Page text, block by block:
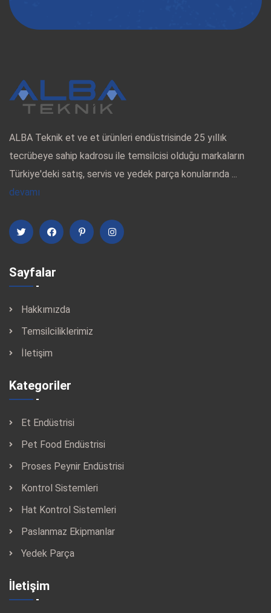
ALBA Teknik et ve et ürünleri endüstrisinde 25 yıllık
tecrübeye sahip kadrosu ile temsilcisi olduğu markaların
Türkiye'deki satış, servis ve yedek parça konularında ...
devamı
Sayfalar
Hakkımızda
Temsilciliklerimiz
İletişim
Kategoriler
Et Endüstrisi
Pet Food Endüstrisi
Proses Peynir Endüstrisi
Kontrol Sistemleri
Hat Kontrol Sistemleri
Paslanmaz Ekipmanlar
Yedek Parça
İletişim